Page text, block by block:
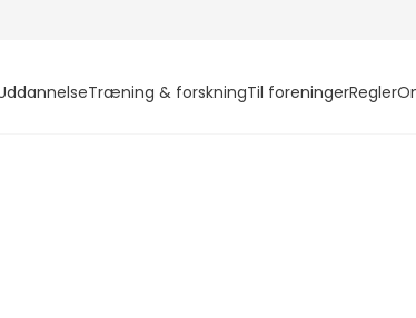
Træning & forskningTil foreningerRegler